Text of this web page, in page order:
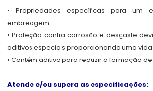
• Propriedades específicas para um
embreagem.
• Proteção contra corrosão e desgaste
aditivos especiais proporcionando uma vida
• Contém aditivo para reduzir a formação
Atende e/ou supera as especificações: